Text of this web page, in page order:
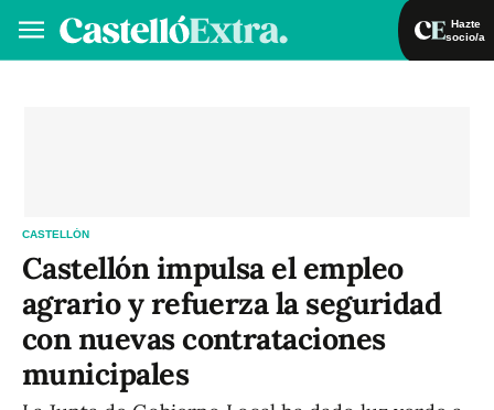
Hazte
socio/a
CASTELLÓN
Castellón impulsa el empleo
agrario y refuerza la seguridad
con nuevas contrataciones
municipales